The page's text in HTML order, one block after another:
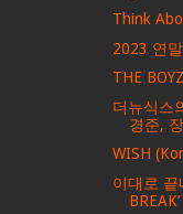
Think
2023 연
THE
더뉴식스
경준,
WISH
이대로 끝